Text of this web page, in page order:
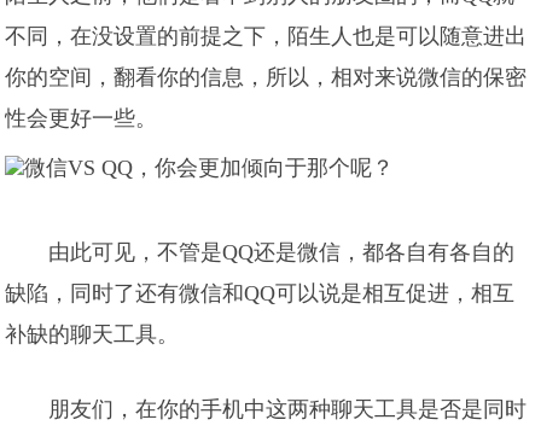
不同，在没设置的前提之下，陌生人也是可以随意进出
你的空间，翻看你的信息，所以，相对来说微信的保密
性会更好一些。
由此可见，不管是QQ还是微信，都各自有各自的
缺陷，同时了还有微信和QQ可以说是相互促进，相互
补缺的聊天工具。
朋友们，在你的手机中这两种聊天工具是否是同时